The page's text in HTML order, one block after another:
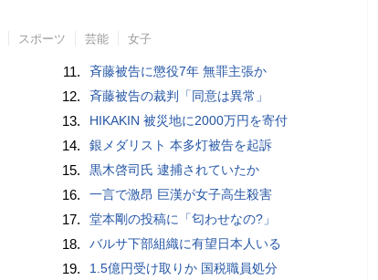
スポーツ 芸能 女子
11. 斉藤被告に懲役7年 無罪主張か
12. 斉藤被告の裁判「同意は異常」
13. HIKAKIN 被災地に2000万円を寄付
14. 銀メダリスト 本多灯被告を起訴
15. 黒木啓司氏 逮捕されていたか
16. 一言で激昂 巨漢が女子高生殺害
17. 堂本剛の投稿に「匂わせなの?」
18. バルサ下部組織に有望日本人いる
19. 1.5億円受け取りか 国税職員処分